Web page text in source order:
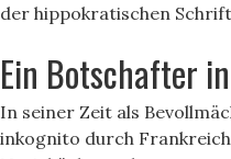
der hippokratischen
Ein Botschafter
In seiner Zeit als
inkognito durch